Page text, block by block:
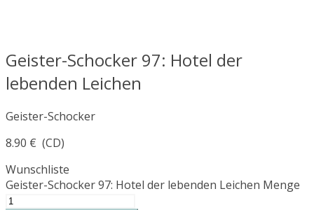
Geister-Schocker 97: Hotel der
lebenden Leichen
Geister-Schocker
8.90 € (CD)
Wunschliste
Geister-Schocker 97: Hotel der lebenden Leichen Menge